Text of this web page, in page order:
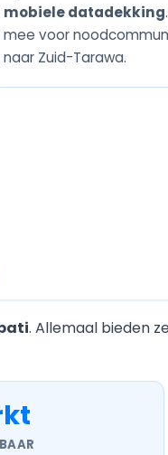
mobiele datadekking
mee voor
naar Zuid-Tarawa.
. Allemaal bieden